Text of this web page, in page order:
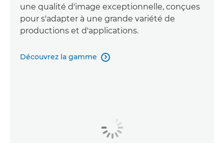
une qualité d'image exceptionnelle, conçues
pour s'adapter à une grande variété de
productions et d'applications.
Découvrez la gamme 